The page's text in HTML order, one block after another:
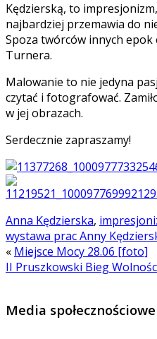
Kędzierską, to
najbardziej przemawia do
Spoza twórców innych
Turnera.
Malowanie to nie jedyna
czytać i fotografować.
w jej obrazach.
Serdecznie zapraszamy!
Anna Kędzierska,
wystawa prac Anny
« Miejsce Mocy 28.06 [foto]
II Pruszkowski Bieg
Media społecznościowe